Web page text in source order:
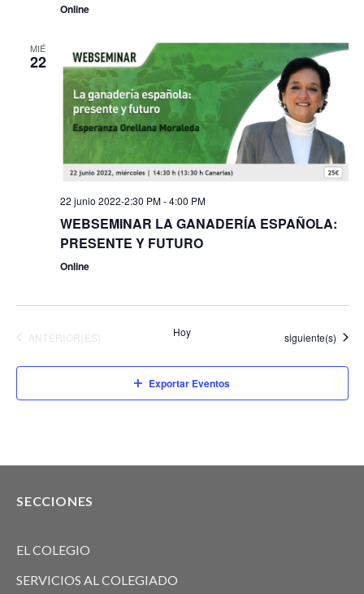
Online
MIÉ
22
22 junio 2022-2:30 PM-4:00 PM
WEBSEMINAR LA GANADERÍA ESPAÑOLA:
PRESENTE Y FUTURO
Online
EVENTOS
ANTERIOR(ES) Hoy Eventos
siguiente(s)
Exportar Eventos
SECCIONES
EL COLEGIO
SERVICIOS AL COLEGIADO